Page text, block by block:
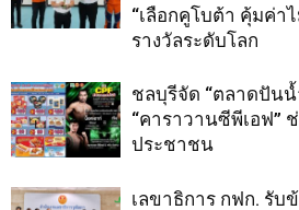
“เลือกคูโบต้า คุ้มค่า
รางวัลระดับโลก
ชลบุรีจัด “ตลาดปันน้
“คาราวานซีพีเอฟ”
ประชาชน
เลขาธิการ กฟก. รับ